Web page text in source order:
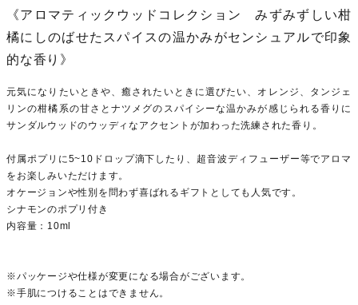
《アロマティックウッドコレクション みずみずしい柑
橘にしのばせたスパイスの温かみがセンシュアルで印象
的な香り》
元気になりたいときや、癒されたいときに選びたい、オレンジ、タンジェ
リンの柑橘系の甘さとナツメグのスパイシーな温かみが感じられる香りに
サンダルウッドのウッディなアクセントが加わった洗練された香り。
付属ポプリに5~10ドロップ滴下したり、超音波ディフューザー等でアロマ
をお楽しみいただけます。
オケージョンや性別を問わず喜ばれるギフトとしても人気です。
シナモンのポプリ付き
内容量：10ml
※パッケージや仕様が変更になる場合がございます。
※手肌につけることはできません。